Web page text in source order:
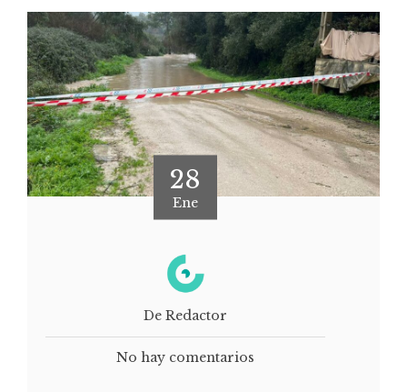
28
Ene
De Redactor
No hay comentarios